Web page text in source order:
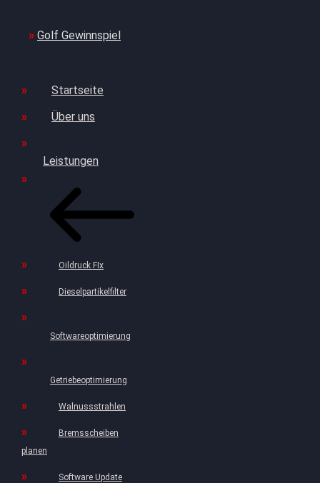
Golf Gewinnspiel
Startseite
Über uns
Leistungen
Oildruck FIx
Dieselpartikelfilter
Softwareoptimierung
Getriebeoptimierung
Walnussstrahlen
Bremsscheiben
planen
Software Update